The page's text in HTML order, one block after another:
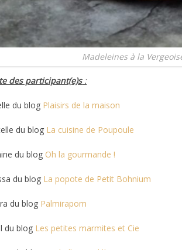
Madeleines à la
des participant(e)s:
du blog Plaisirs de la maison
du blog La cuisine de Poupoule
du blog Oh la gourmande !
du blog La popote de Petit Bohnium
du blog Palmirapom
du blog Les petites marmites et Cie